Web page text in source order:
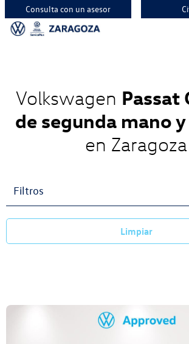
Consulta con un asesor
Volkswagen Passat
de segunda mano
en Zaragoza
Filtros
Limpiar